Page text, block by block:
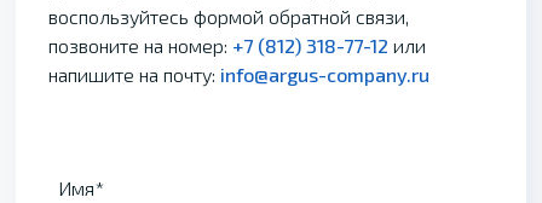
воспользуйтесь формой обратной связи,
позвоните на номер: +7 (812) 318-77-12 или
напишите на почту: info@argus-company.ru
Имя